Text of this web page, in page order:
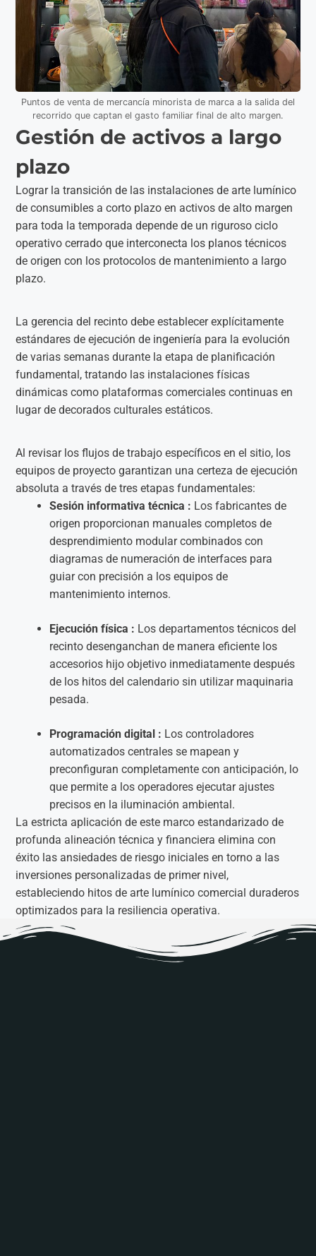
Puntos de venta de mercancía minorista de marca a la salida del
recorrido que captan el gasto familiar final de alto margen.
Gestión de activos a largo
plazo
Lograr la transición de las instalaciones de arte lumínico
de consumibles a corto plazo en activos de alto margen
para toda la temporada depende de un riguroso ciclo
operativo cerrado que interconecta los planos técnicos
de origen con los protocolos de mantenimiento a largo
plazo.
La gerencia del recinto debe establecer explícitamente
estándares de ejecución de ingeniería para la evolución
de varias semanas durante la etapa de planificación
fundamental, tratando las instalaciones físicas
dinámicas como plataformas comerciales continuas en
lugar de decorados culturales estáticos.
Al revisar los flujos de trabajo específicos en el sitio, los
equipos de proyecto garantizan una certeza de ejecución
absoluta a través de tres etapas fundamentales:
Sesión informativa técnica : Los fabricantes de
origen proporcionan manuales completos de
desprendimiento modular combinados con
diagramas de numeración de interfaces para
guiar con precisión a los equipos de
mantenimiento internos.
Ejecución física : Los departamentos técnicos del
recinto desenganchan de manera eficiente los
accesorios hijo objetivo inmediatamente después
de los hitos del calendario sin utilizar maquinaria
pesada.
Programación digital : Los controladores
automatizados centrales se mapean y
preconfiguran completamente con anticipación, lo
que permite a los operadores ejecutar ajustes
precisos en la iluminación ambiental.
La estricta aplicación de este marco estandarizado de
profunda alineación técnica y financiera elimina con
éxito las ansiedades de riesgo iniciales en torno a las
inversiones personalizadas de primer nivel,
estableciendo hitos de arte lumínico comercial duraderos
optimizados para la resiliencia operativa.